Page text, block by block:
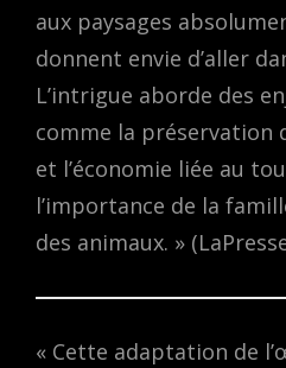
aux paysages
donnent envie d’aller
L’intrigue aborde des
comme la préservation
et l’économie liée au
l’importance de la
des animaux. »
« Cette adaptation de